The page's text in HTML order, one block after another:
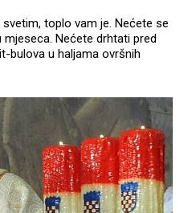
toplo vam je. Nećete se
Nećete drhtati pred
bulova u haljama ovršnih